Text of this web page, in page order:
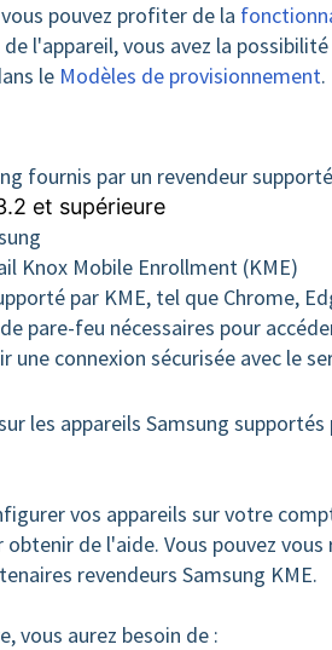
pouvez profiter de la
l'appareil, vous avez la
le Modèles de provisionnement.
fournis par un revendeur
et supérieure
Knox Mobile Enrollment (KME)
par KME, tel que Chrome,
pare-feu nécessaires pour
une connexion sécurisée avec le
les appareils Samsung
vos appareils sur votre
de l'aide. Vous pouvez vous
revendeurs Samsung KME.
vous aurez besoin de :